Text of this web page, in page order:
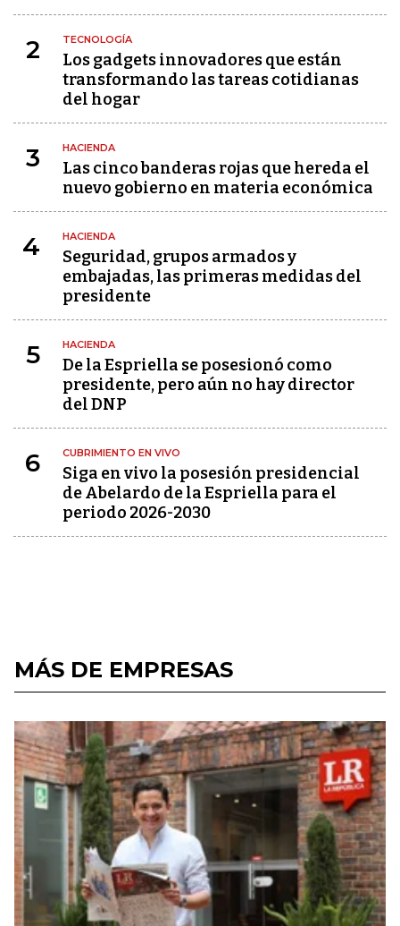
2 TECNOLOGÍA
Los gadgets innovadores que están
transformando las tareas cotidianas
del hogar
3 HACIENDA
Las cinco banderas rojas que hereda el
nuevo gobierno en materia económica
4 HACIENDA
Seguridad, grupos armados y
embajadas, las primeras medidas del
presidente
5 HACIENDA
De la Espriella se posesionó como
presidente, pero aún no hay director
del DNP
6 CUBRIMIENTO EN VIVO
Siga en vivo la posesión presidencial
de Abelardo de la Espriella para el
periodo 2026-2030
MÁS DE EMPRESAS